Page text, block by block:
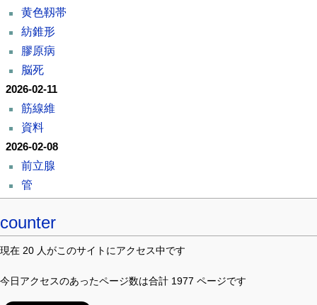
黄色靱帯
紡錐形
膠原病
脳死
2026-02-11
筋線維
資料
2026-02-08
前立腺
管
counter
現在 20 人がこのサイトにアクセス中です
今日アクセスのあったページ数は合計 1977 ページです